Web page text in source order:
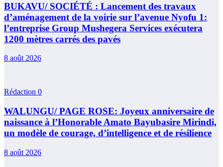
BUKAVU/ SOCIÉTÉ : Lancement des travaux
d’aménagement de la voirie sur l’avenue Nyofu 1:
l’entreprise Group Mushegera Services exécutera
1200 mètres carrés des pavés
8 août 2026
Rédaction 0
WALUNGU/ PAGE ROSE: Joyeux anniversaire de
naissance à l’Honorable Amato Bayubasire Mirindi,
un modèle de courage, d’intelligence et de résilience
8 août 2026